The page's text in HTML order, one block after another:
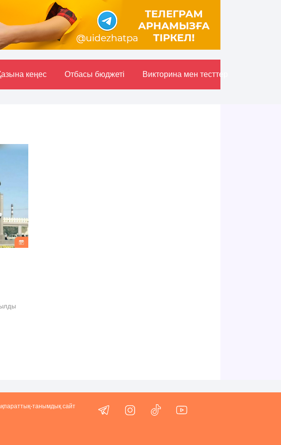
кеңес Отбасы бюджетi Викторина мен тесттер
танымдық сайт